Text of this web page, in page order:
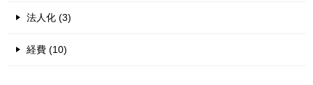
法人化 (3)
経費 (10)